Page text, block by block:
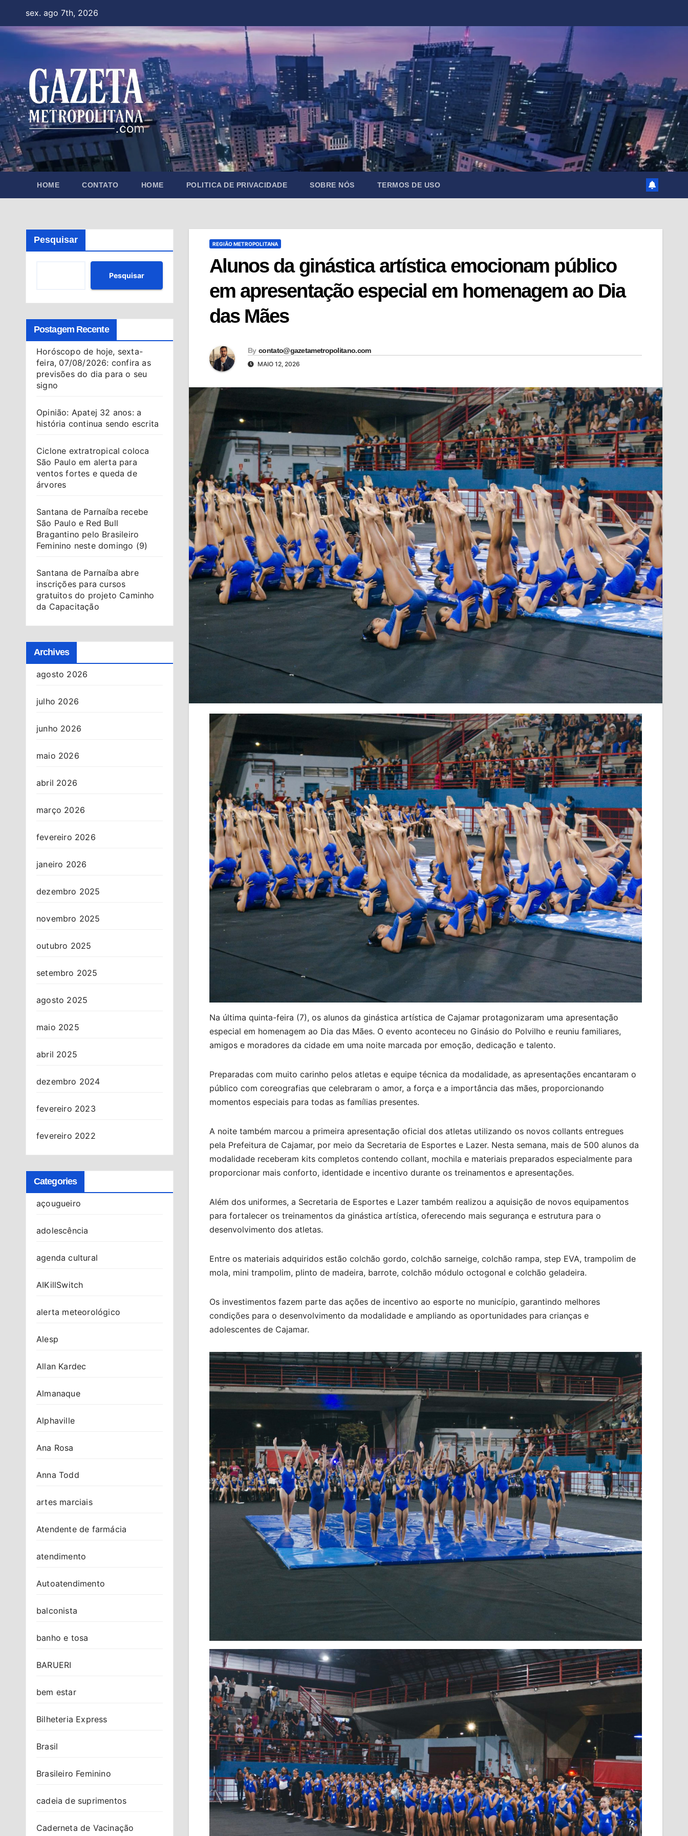
content
sex. ago 7th, 2026
HOME CONTATO HOME POLITICA DE PRIVACIDADE SOBRE NÓS TERMOS DE USO
Pesquisar
Pesquisar
Postagem Recente
Horóscopo de hoje, sexta-
feira, 07/08/2026: confira as
previsões do dia para o seu
signo
Opinião: Apatej 32 anos: a
história continua sendo escrita
Ciclone extratropical coloca
São Paulo em alerta para
ventos fortes e queda de
árvores
Santana de Parnaíba recebe
São Paulo e Red Bull
Bragantino pelo Brasileiro
Feminino neste domingo (9)
Santana de Parnaíba abre
inscrições para cursos
gratuitos do projeto Caminho
da Capacitação
Archives
agosto 2026
julho 2026
junho 2026
maio 2026
abril 2026
março 2026
fevereiro 2026
janeiro 2026
dezembro 2025
novembro 2025
outubro 2025
setembro 2025
agosto 2025
maio 2025
abril 2025
dezembro 2024
fevereiro 2023
fevereiro 2022
Categories
açougueiro
adolescência
agenda cultural
AIKillSwitch
alerta meteorológico
Alesp
Allan Kardec
Almanaque
Alphaville
Ana Rosa
Anna Todd
artes marciais
Atendente de farmácia
atendimento
Autoatendimento
balconista
banho e tosa
BARUERI
bem estar
Bilheteria Express
Brasil
Brasileiro Feminino
cadeia de suprimentos
Caderneta de Vacinação
REGIÃO METROPOLITANA
Alunos da ginástica artística emocionam público
em apresentação especial em homenagem ao Dia
das Mães
By contato@gazetametropolitano.com
MAIO 12, 2026
Na última quinta-feira (7), os alunos da ginástica artística de Cajamar protagonizaram uma apresentação
especial em homenagem ao Dia das Mães. O evento aconteceu no Ginásio do Polvilho e reuniu familiares,
amigos e moradores da cidade em uma noite marcada por emoção, dedicação e talento.
Preparadas com muito carinho pelos atletas e equipe técnica da modalidade, as apresentações encantaram o
público com coreografias que celebraram o amor, a força e a importância das mães, proporcionando
momentos especiais para todas as famílias presentes.
A noite também marcou a primeira apresentação oficial dos atletas utilizando os novos collants entregues
pela Prefeitura de Cajamar, por meio da Secretaria de Esportes e Lazer. Nesta semana, mais de 500 alunos da
modalidade receberam kits completos contendo collant, mochila e materiais preparados especialmente para
proporcionar mais conforto, identidade e incentivo durante os treinamentos e apresentações.
Além dos uniformes, a Secretaria de Esportes e Lazer também realizou a aquisição de novos equipamentos
para fortalecer os treinamentos da ginástica artística, oferecendo mais segurança e estrutura para o
desenvolvimento dos atletas.
Entre os materiais adquiridos estão colchão gordo, colchão sarneige, colchão rampa, step EVA, trampolim de
mola, mini trampolim, plinto de madeira, barrote, colchão módulo octogonal e colchão geladeira.
Os investimentos fazem parte das ações de incentivo ao esporte no município, garantindo melhores
condições para o desenvolvimento da modalidade e ampliando as oportunidades para crianças e
adolescentes de Cajamar.